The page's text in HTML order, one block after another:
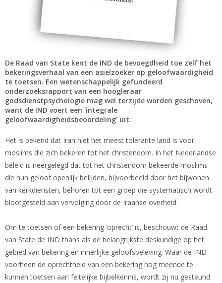
De Raad van State kent de IND de bevoegdheid toe zelf het
bekeringsverhaal van een asielzoeker op geloofwaardigheid
te toetsen. Een wetenschappelijk gefundeerd
onderzoeksrapport van een hoogleraar
godsdienstpsychologie mag wel terzijde worden geschoven,
want de IND voert een 'integrale
geloofwaardigheidsbeoordeling' uit.
Het is bekend dat Iran niet het meest tolerante land is voor
moslims die zich bekeren tot het christendom. In het Nederlandse
beleid is neergelegd dat tot het christendom bekeerde moslims
die hun geloof openlijk belijden, bijvoorbeeld door het bijwonen
van kerkdiensten, behoren tot een groep die systematisch wordt
blootgesteld aan vervolging door de Iraanse overheid.
Om te toetsen of een bekering ‘oprecht’ is, beschouwt de Raad
van State de IND thans als de belangrijkste deskundige op het
gebied van bekering en innerlijke geloofsbeleving. Waar de IND
voorheen de oprechtheid van een bekering nog meende te
kunnen toetsen aan feitelijke bijbelkennis, wordt zij nu gesteund